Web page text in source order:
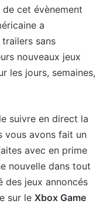
de cet évènement
a
sans
nouveaux jeux
les jours, semaines,
suivre en direct la
vous avons fait un
avec en prime
nouvelle dans tout
des jeux annoncés
sur le Xbox Game